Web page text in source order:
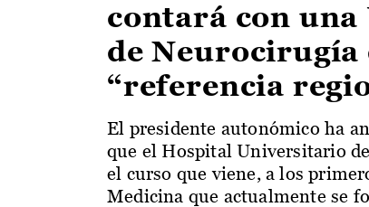
contará con una
de Neurocirugía
“referencia
El presidente autonómico ha
que el Hospital Universitario de
el curso que viene, a los
Medicina que actualmente se